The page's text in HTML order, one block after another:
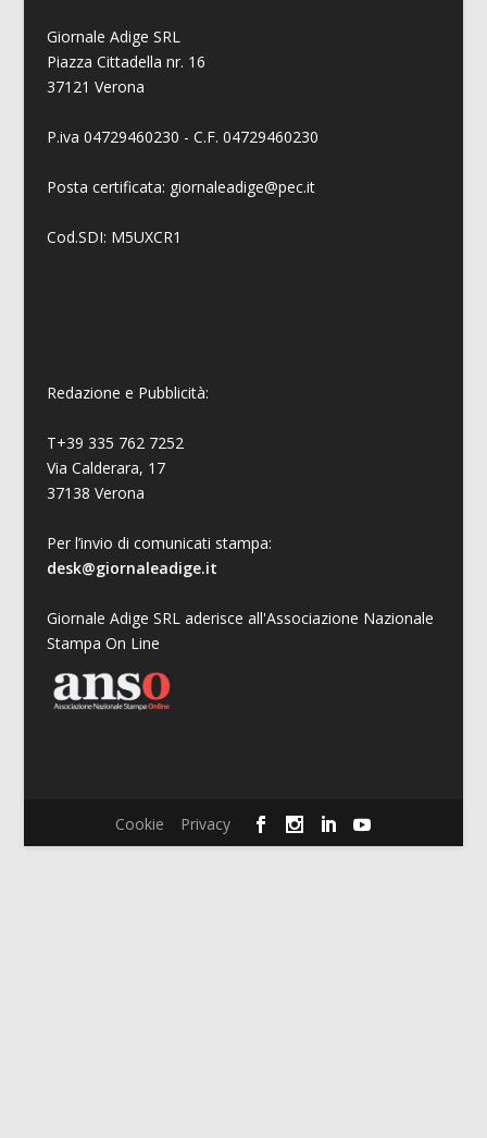
Giornale Adige SRL
Piazza Cittadella nr. 16
37121 Verona
P.iva 04729460230 - C.F. 04729460230
Posta certificata: giornaleadige@pec.it
Cod.SDI: M5UXCR1
Redazione e Pubblicità:
T+39 335 762 7252
Via Calderara, 17
37138 Verona
Per l’invio di comunicati stampa:
desk@giornaleadige.it
Giornale Adige SRL aderisce all'Associazione Nazionale
Stampa On Line
Cookie Privacy